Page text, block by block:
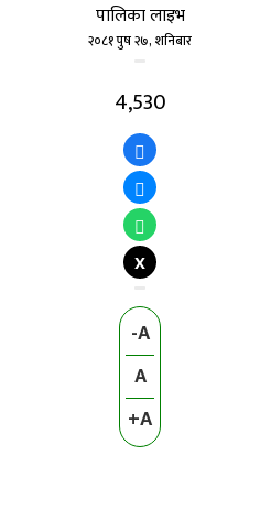
पालिका लाइभ
२०८१ पुष २७, शनिबार
4,530
X
-A
A
+A